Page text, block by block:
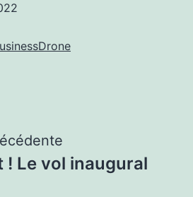
! Le vol inaugural